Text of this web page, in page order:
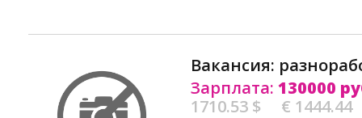
Вакансия:
Зарплата: 130000
1710.53 $
€ 1444.44